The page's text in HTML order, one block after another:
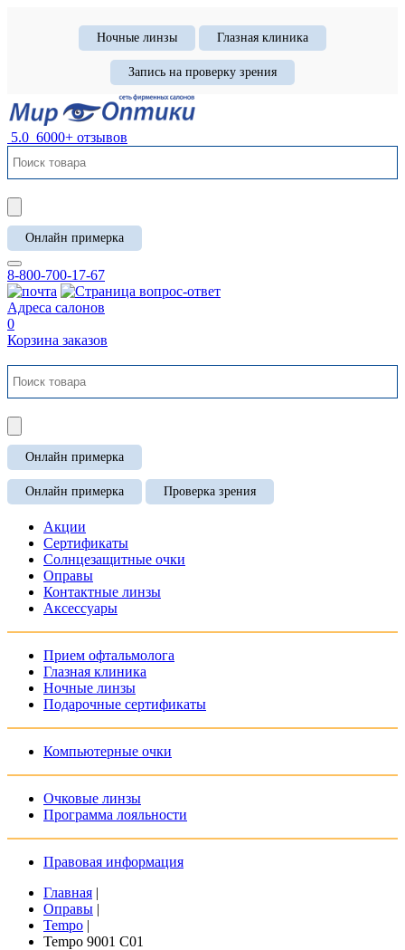
Ночные линзы Глазная клиника
Запись на проверку зрения
5.0 6000+ отзывов
Онлайн примерка
8-800-700-17-67
Адреса салонов
0
Корзина заказов
Онлайн примерка
Онлайн примерка Проверка зрения
Акции
Сертификаты
Солнцезащитные очки
Оправы
Контактные линзы
Аксессуары
Прием офтальмолога
Глазная клиника
Ночные линзы
Подарочные сертификаты
Компьютерные очки
Очковые линзы
Программа лояльности
Правовая информация
Главная |
Оправы |
Tempo |
Tempo 9001 C01